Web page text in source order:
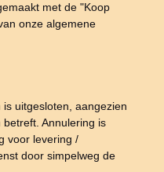
met de "Koop
onze algemene
uitgesloten, aangezien
Annulering is
voor levering /
door simpelweg de